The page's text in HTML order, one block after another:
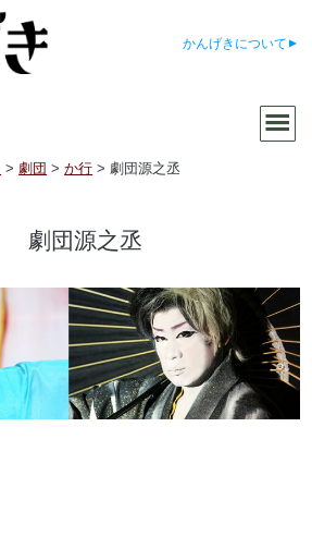
かんげきについて
>劇団 >か行 >劇団源之丞
劇団源之丞